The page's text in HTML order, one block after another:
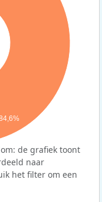
de grafiek toont
naar
het filter om een